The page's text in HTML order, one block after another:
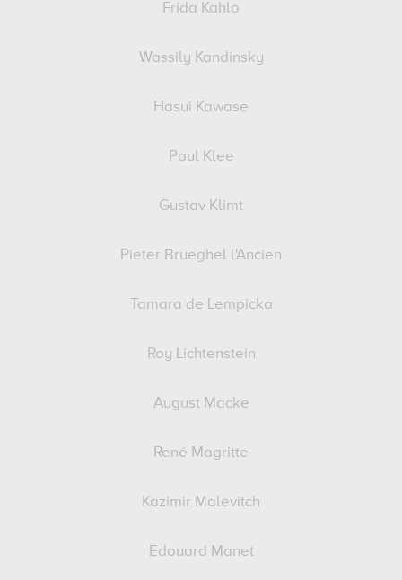
Frida Kahlo
Wassily Kandinsky
Hasui Kawase
Paul Klee
Gustav Klimt
Pieter Brueghel l'Ancien
Tamara de Lempicka
Roy Lichtenstein
August Macke
René Magritte
Kazimir Malevitch
Edouard Manet